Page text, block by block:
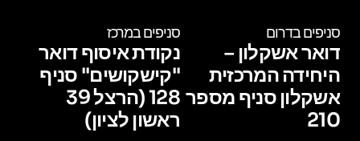
סניפים בדרום
דואר אשקלון –
היחידה המרכזית
אשקלון סניף מספר
210
סניפים במרכז
נקודת איסוף דואר
"קישקושים" סניף
128 (הרצל 39
ראשון לציון)